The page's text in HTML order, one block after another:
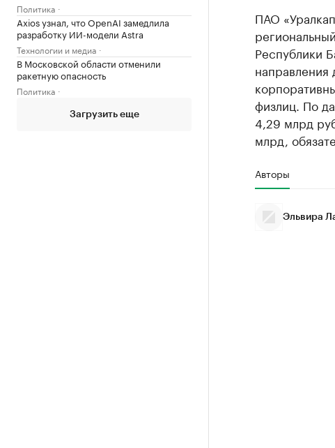
Политика
Axios узнал, что OpenAI замедлила
разработку ИИ-модели Astra
Технологии и медиа
В Московской области отменили
ракетную опасность
Политика
Загрузить еще
ПАО
Республики
направления
физлиц. По
4,29 млрд
млрд,
Авторы
Эльвира